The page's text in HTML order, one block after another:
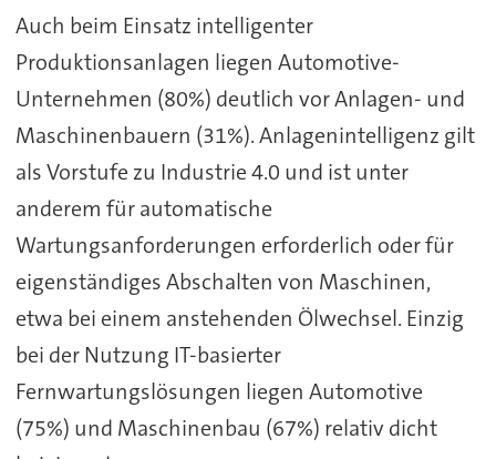
Auch beim Einsatz intelligenter
Produktionsanlagen liegen Automotive-
Unternehmen (80%) deutlich vor Anlagen- und
Maschinenbauern (31%). Anlagenintelligenz gilt
als Vorstufe zu Industrie 4.0 und ist unter
anderem für automatische
Wartungsanforderungen erforderlich oder für
eigenständiges Abschalten von Maschinen,
etwa bei einem anstehenden Ölwechsel. Einzig
bei der Nutzung IT-basierter
Fernwartungslösungen liegen Automotive
(75%) und Maschinenbau (67%) relativ dicht